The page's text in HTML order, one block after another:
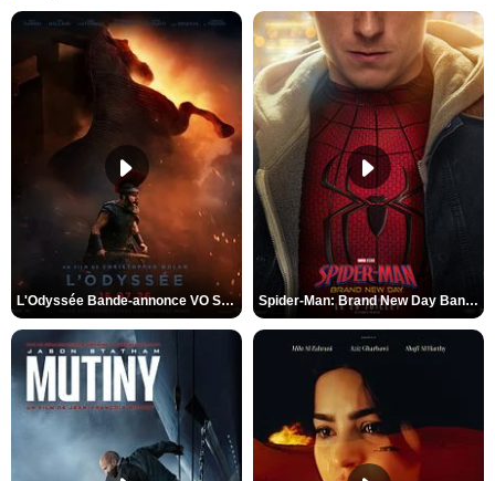
L'Odyssée Bande-annonce VO STFR Spider-Man: Brand New Day Bande-annonce VO STFR